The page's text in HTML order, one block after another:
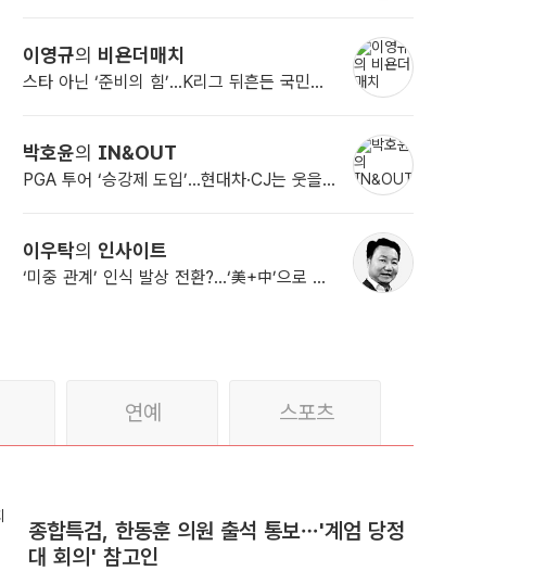
이영규의 비욘더매치
스타 아닌 ‘준비의 힘’...K리그 뒤흔든 국민은행 '까치' 사단
박호윤의 IN&OUT
PGA 투어 ‘승강제 도입’...현대차·CJ는 웃을까 울까
이우탁의 인사이트
‘미중 관계’ 인식 발상 전환?...‘美+中’으로 본다면
연예 스포츠
종합특검, 한동훈 의원 출석 통보…'계엄 당정
대 회의' 참고인